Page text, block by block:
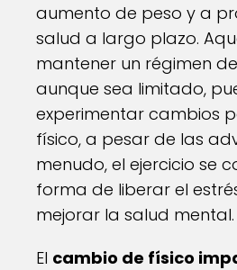
aumento de peso y a
salud a largo plazo.
mantener un régimen
aunque sea limitado,
experimentar cambios
físico, a pesar de las
menudo, el ejercicio se
forma de liberar el
mejorar la salud mental.
El cambio de físico